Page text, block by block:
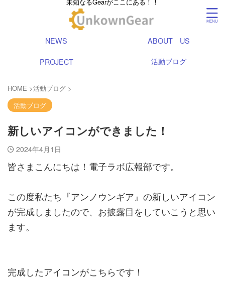
NEWS
ABOUT US
PROJECT
活動ブログ
HOME >活動ブログ >
活動ブログ
新しいアイコンができました！
2024年4月1日
皆さまこんにちは！電子ラボ広報部です。
この度私たち『アンノウンギア』の新しいアイコン
が完成しましたので、お披露目をしていこうと思い
ます。
完成したアイコンがこちらです！